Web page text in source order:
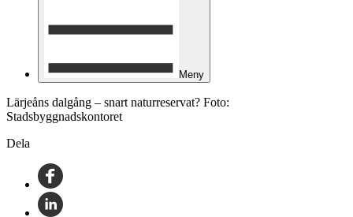
Meny
Lärjeåns dalgång – snart naturreservat? Foto:
Stadsbyggnadskontoret
Dela